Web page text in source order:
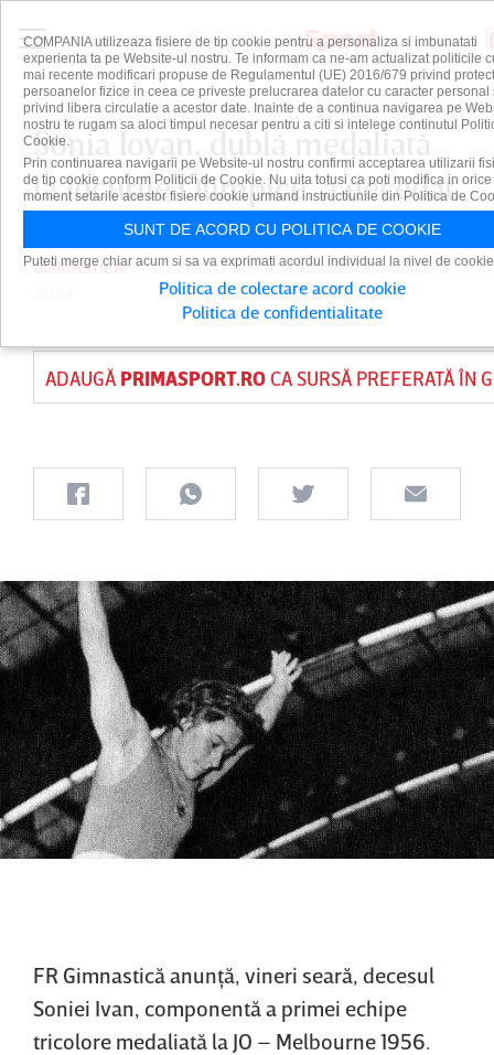
Sonia Iovan, dublă medaliată
la Jocurile Olimpice, a decedat
GIMNASTICA PUBLICAT DETUDOR MOISAPE 6 SEP
ADAUGĂ PRIMASPORT.ROCA SURSĂ PREFERATĂ ÎN
FR Gimnastică anunţă, vineri seară, decesul
Soniei Ivan, componentă a primei echipe
tricolore medaliată la JO – Melbourne 1956.
COMPANIA utilizeaza fisiere de tip cookie pentru a personaliza si imbunatati
experienta ta pe Website-ul nostru. Te informam ca ne-am actualizat politicile
mai recente modificari propuse de Regulamentul (UE) 2016/679 privind
persoanelor fizice in ceea ce priveste prelucrarea datelor cu caracter personal
privind libera circulatie a acestor date. Inainte de a continua navigarea pe
nostru te rugam sa aloci timpul necesar pentru a citi si intelege continutul
Cookie.
Prin continuarea navigarii pe Website-ul nostru confirmi acceptarea utilizarii
de tip cookie conform Politicii de Cookie. Nu uita totusi ca poti modifica in orice
moment setarile acestor fisiere cookie urmand instructiunile din Politica de
SUNT DE ACORD CU POLITICA DE COOKIE
Puteti merge chiar acum si sa va exprimati acordul individual la nivel de
Politica de colectare acord cookie
Politica de confidentialitate